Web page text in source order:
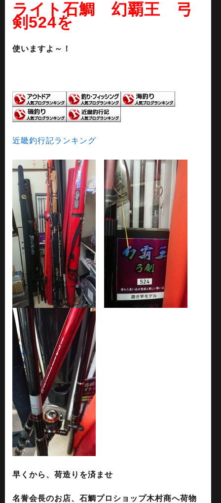
ライト石鯛 幻覇王 弓
剣524を
使いますよ～！
近畿釣行記ランキング
早くから、荷造りを済ませ
名誉会長のお店、石鯛プロショップ木村商へ荷物